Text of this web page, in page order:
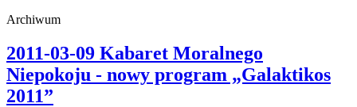
Archiwum
2011-03-09 Kabaret Moralnego
Niepokoju - nowy program „Galaktikos
2011”